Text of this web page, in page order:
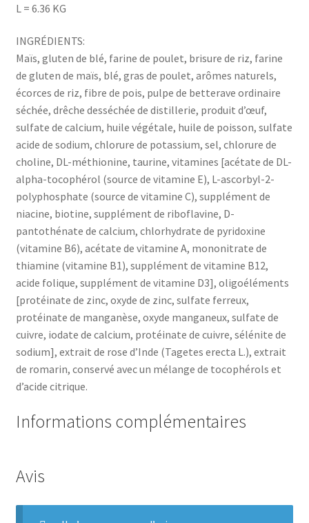
L = 6.36 KG
INGRÉDIENTS:
Maïs, gluten de blé, farine de poulet, brisure de riz, farine
de gluten de maïs, blé, gras de poulet, arômes naturels,
écorces de riz, fibre de pois, pulpe de betterave ordinaire
séchée, drêche desséchée de distillerie, produit d’œuf,
sulfate de calcium, huile végétale, huile de poisson, sulfate
acide de sodium, chlorure de potassium, sel, chlorure de
choline, DL-méthionine, taurine, vitamines [acétate de DL-
alpha-tocophérol (source de vitamine E), L-ascorbyl-2-
polyphosphate (source de vitamine C), supplément de
niacine, biotine, supplément de riboflavine, D-
pantothénate de calcium, chlorhydrate de pyridoxine
(vitamine B6), acétate de vitamine A, mononitrate de
thiamine (vitamine B1), supplément de vitamine B12,
acide folique, supplément de vitamine D3], oligoéléments
[protéinate de zinc, oxyde de zinc, sulfate ferreux,
protéinate de manganèse, oxyde manganeux, sulfate de
cuivre, iodate de calcium, protéinate de cuivre, sélénite de
sodium], extrait de rose d’Inde (Tagetes erecta L.), extrait
de romarin, conservé avec un mélange de tocophérols et
d’acide citrique.
Informations complémentaires
Avis